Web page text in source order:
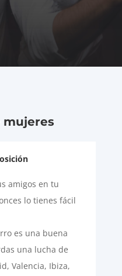
mujeres
amigos en tu
lo tienes fácil
es una buena
una lucha de
Valencia, Ibiza,